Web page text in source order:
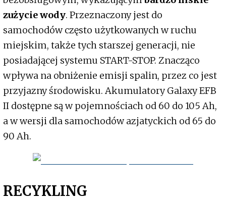
zużycie wody. Przeznaczony jest do
samochodów często użytkowanych w ruchu
miejskim, także tych starszej generacji, nie
posiadającej systemu START-STOP. Znacząco
wpływa na obniżenie emisji spalin, przez co jest
przyjazny środowisku. Akumulatory Galaxy EFB
II dostępne są w pojemnościach od 60 do 105 Ah,
a w wersji dla samochodów azjatyckich od 65 do
90 Ah.
RECYKLING